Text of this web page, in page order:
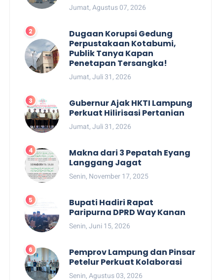
Jumat, Agustus 07, 2026
Dugaan Korupsi Gedung
Perpustakaan Kotabumi,
Publik Tanya Kapan
Penetapan Tersangka!
Jumat, Juli 31, 2026
Gubernur Ajak HKTI Lampung
Perkuat Hilirisasi Pertanian
Jumat, Juli 31, 2026
Makna dari 3 Pepatah Eyang
Langgang Jagat
Senin, November 17, 2025
Bupati Hadiri Rapat
Paripurna DPRD Way Kanan
Senin, Juni 15, 2026
Pemprov Lampung dan Pinsar
Petelur Perkuat Kolaborasi
Senin, Agustus 03, 2026